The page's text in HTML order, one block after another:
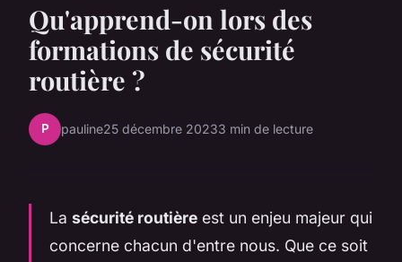
Qu'apprend-on lors des
formations de sécurité
routière ?
P pauline25 décembre 20233 min de lecture
La sécurité routière est un enjeu majeur qui
concerne chacun d'entre nous. Que ce soit